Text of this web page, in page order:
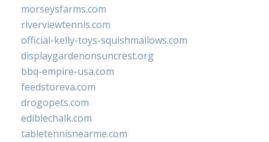
morseysfarms.com
riverviewtennis.com
official-kelly-toys-squishmallows.com
displaygardenonsuncrest.org
bbq-empire-usa.com
feedstoreva.com
drogopets.com
ediblechalk.com
tabletennisnearme.com